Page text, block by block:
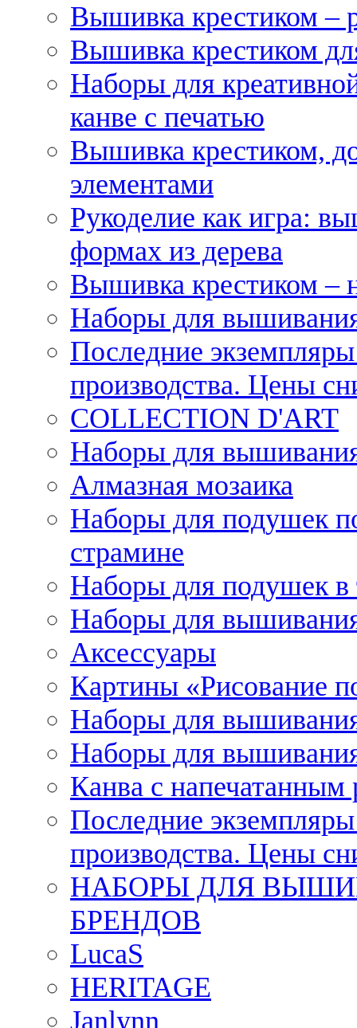
Вышивка крестиком –
Вышивка крестиком
Наборы для
канве с печатью
Вышивка крестиком,
элементами
Рукоделие как игра:
формах из дерева
Вышивка крестиком –
Наборы для
Последние
производства. Цены
COLLECTION D'ART
Наборы для
Алмазная мозаика
Наборы для подушек
страмине
Наборы для подушек в
Наборы для
Аксессуары
Картины «Рисование
Наборы для
Наборы для
Канва с напечатанным
Последние
производства. Цены
НАБОРЫ ДЛЯ
БРЕНДОВ
LucaS
HERITAGE
Janlynn